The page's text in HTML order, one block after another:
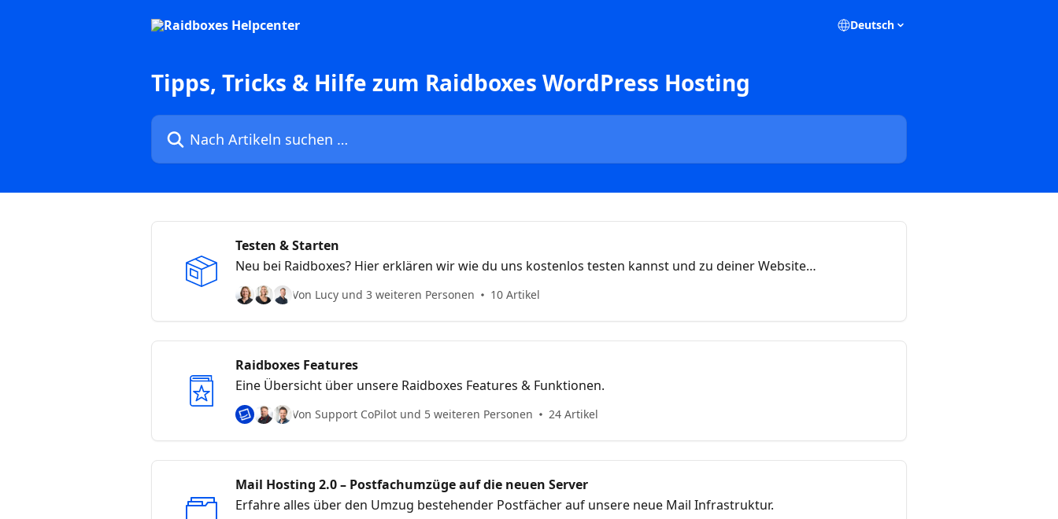
Deutsch
Tipps, Tricks & Hilfe zum Raidboxes WordPress Hosting
Nach Artikeln suchen …
Testen & Starten
Neu bei Raidboxes? Hier erklären wir wie du uns kostenlos testen kannst und zu deiner Website
bei uns kommst.
Von Lucy und 3 weiteren Personen 10 Artikel
Raidboxes Features
Eine Übersicht über unsere Raidboxes Features & Funktionen.
Von Support CoPilot und 5 weiteren Personen 24 Artikel
Mail Hosting 2.0 – Postfachumzüge auf die neuen Server
Erfahre alles über den Umzug bestehender Postfächer auf unsere neue Mail Infrastruktur.